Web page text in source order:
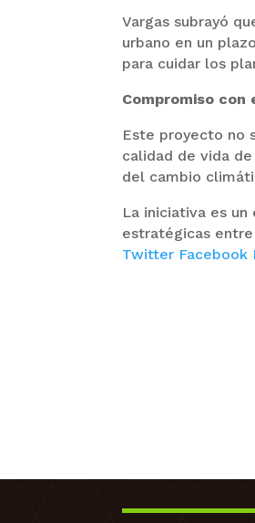
Vargas subrayó
urbano en un
para cuidar los
Compromiso
Este proyecto no
calidad de vida
del cambio
La iniciativa es
estratégicas
Twitter Facebook